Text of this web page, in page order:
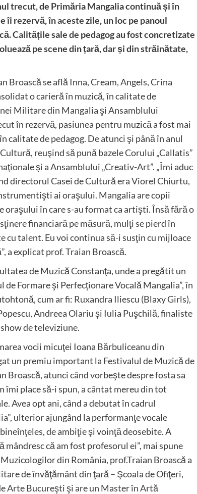
trecut, de Primăria Mangalia continuă și în
rezervă, în aceste zile, un loc pe panoul
Calitățile sale de pedagog au fost concretizate
pe scene din țară, dar și din străinătate,
se află Inna, Cream, Angels, Crina
o carieră în muzică, în calitate de
Militare din Mangalia şi Ansamblului
în rezervă, pasiunea pentru muzică a fost mai
calitate de pedagog. De atunci şi până în anul
reuşind să pună bazele Corului „Callatis”
şi a Ansamblului „Creativ-Art”. „Îmi aduc
directorul Casei de Cultură era Viorel Chiurtu,
ai oraşului. Mangalia are copii
oraşului în care s-au format ca artişti. Însă fără o
financiară pe măsură, mulţi se pierd în
talent. Eu voi continua să-i susţin cu mijloace
a explicat prof. Traian Broască.
de Muzică Constanţa, unde a pregătit un
Formare şi Perfecţionare Vocală Mangalia”, în
cum ar fi: Ruxandra Iliescu (Blaxy Girls),
Andreea Olariu şi Iulia Puşchilă, finaliste
de televiziune.
vocii micuţei Ioana Bărbuliceanu din
un premiu important la Festivalul de Muzică de
Broască, atunci când vorbeşte despre fosta sa
îmi place să-i spun, a cântat mereu din tot
Avea opt ani, când a debutat în cadrul
ulterior ajungând la performanţe vocale
de ambiţie şi voinţă deosebite. A
că am fost profesorul ei”, mai spune
din România, prof.Traian Broască a
de învăţământ din ţară – Şcoala de Ofiţeri,
Arte Bucureşti şi are un Master în Artă